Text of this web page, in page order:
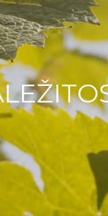
Vířivka pod
Návštěvní řád